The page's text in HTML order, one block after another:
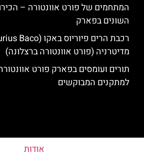
השונים בפארק
מדיטרניה (פורט אוונטורה ברצלונה)
תורים ועומסים בפארק פורט
למתקנים המבוקשים
אודות